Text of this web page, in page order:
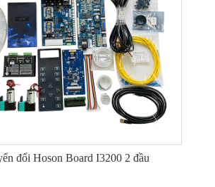
đổi Hoson Board I3200 2 đầu